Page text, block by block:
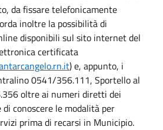
da fissare telefonicamente
inoltre la possibilità di
disponibili sul sito internet del
certificata
) e, appunto, i
0541/356.111, Sportello al
oltre ai numeri diretti dei
conoscere le modalità per
prima di recarsi in Municipio.